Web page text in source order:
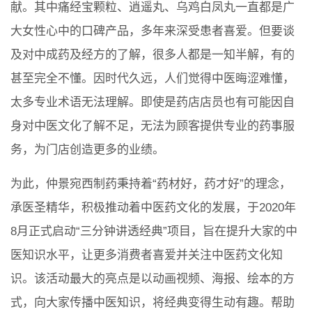
献。其中痛经宝颗粒、逍遥丸、乌鸡白凤丸一直都是广
大女性心中的口碑产品，多年来深受患者喜爱。但要谈
及对中成药及经方的了解，很多人都是一知半解，有的
甚至完全不懂。因时代久远，人们觉得中医晦涩难懂，
太多专业术语无法理解。即使是药店店员也有可能因自
身对中医文化了解不足，无法为顾客提供专业的药事服
务，为门店创造更多的业绩。
为此，仲景宛西制药秉持着“药材好，药才好”的理念，
承医圣精华，积极推动着中医药文化的发展，于2020年
8月正式启动“三分钟讲透经典”项目，旨在提升大家的中
医知识水平，让更多消费者喜爱并关注中医药文化知
识。该活动最大的亮点是以动画视频、海报、绘本的方
式，向大家传播中医知识，将经典变得生动有趣。帮助